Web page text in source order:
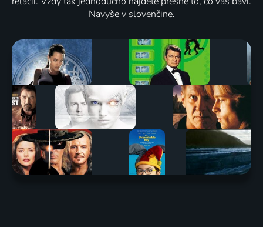
Navyše v slovenčine.